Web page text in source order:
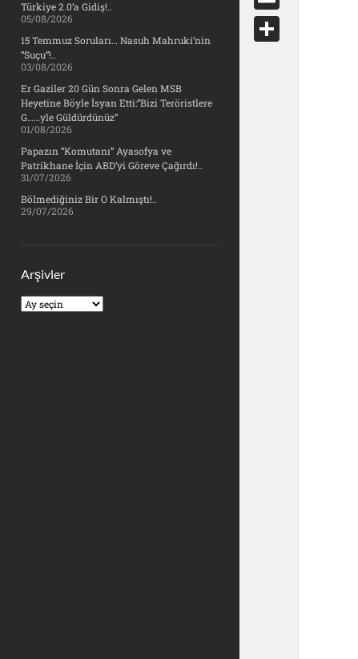
Türkiye 2.0’a Gidiş!..
05/08/2026
15 Temmuz Soruları… Nasuh Mahruki’nin
“Suçu”!..
03/08/2026
Er Gaziler 20 Gün Sonra Gelen MSB
Heyetine Böyle İsyan Etti:“Bizi Teröristlere
G……yle Güldürdünüz”
01/08/2026
Papazın “Komutanı” Ayasofya ve
Patrikhane İçin ABD’yi Göreve Çağırdı!..
31/07/2026
Bölmediğiniz Bir O Kalmıştı!..
29/07/2026
Arşivler
Arşivler
y
db
d
d
o
c
E